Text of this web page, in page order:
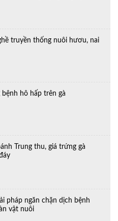
truyền thống nuôi hươu, nai
bệnh hô hấp trên gà
Trung thu, giá trứng gà
pháp ngăn chặn dịch bệnh
vật nuôi